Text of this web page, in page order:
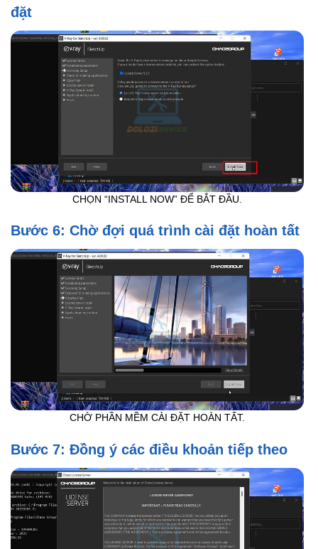
đặt
CHỌN “INSTALL NOW” ĐỂ BẮT ĐẦU.
Bước 6: Chờ đợi quá trình cài đặt hoàn tất
CHỜ PHẦN MỀM CÀI ĐẶT HOÀN TẤT.
Bước 7: Đồng ý các điều khoản tiếp theo